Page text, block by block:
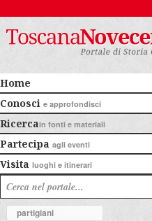
Home
Conosci e approfondisci
Ricercain fonti e materiali
Partecipa agli eventi
Visita luoghi e itinerari
partigiani